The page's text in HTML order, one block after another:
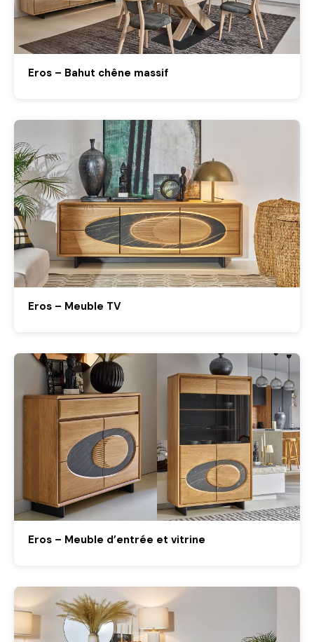
Eros – Bahut chêne massif
Eros – Meuble TV
Eros – Meuble d’entrée et vitrine